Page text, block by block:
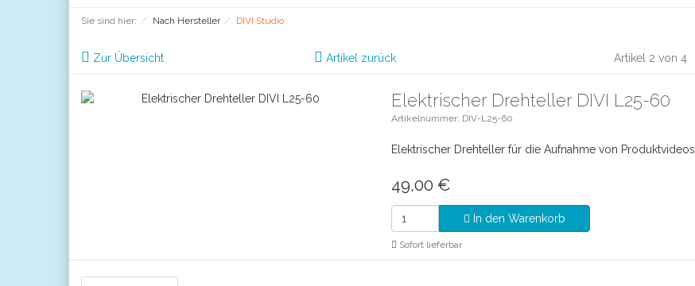
Sie sind hier: Nach Hersteller DIVI Studio
Zur Übersicht Artikel zurück Artikel 2 von 4
Elektrischer Drehteller DIVI L25-60
Artikelnummer: DIV-L25-60
Elektrischer Drehteller für die Aufnahme von Produktvideos
49,00 €
In den Warenkorb
Sofort lieferbar